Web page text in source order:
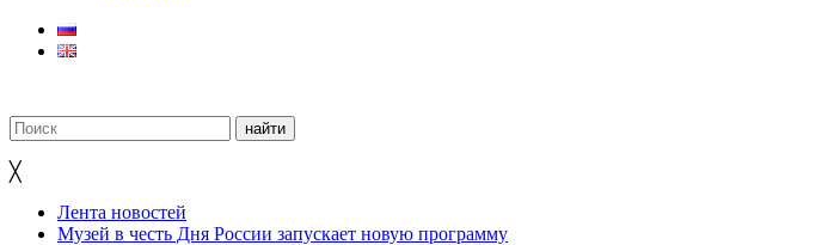
╳
Лента новостей
Музей в честь Дня России запускает новую программу